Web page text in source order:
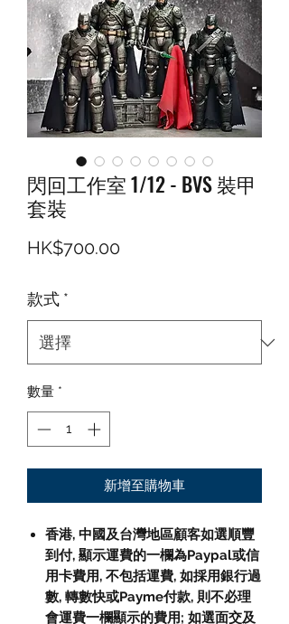
閃回工作室 1/12 - BVS 裝甲
套裝
HK$700.00價格
款式 *
數量 *
新增至購物車
香港, 中國及台灣地區顧客如選順豐
到付, 顯示運費的一欄為Paypal或信
用卡費用, 不包括運費, 如採用銀行過
數, 轉數快或Payme付款, 則不必理
會運費一欄顯示的費用; 如選面交及